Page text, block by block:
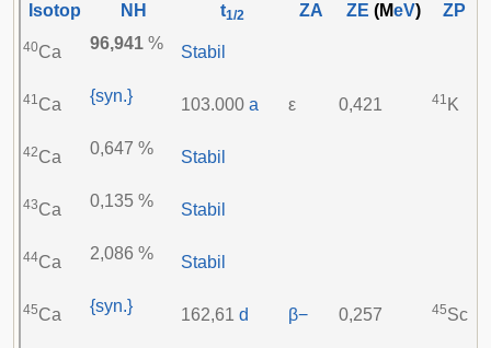
Isotop
NH t1/2 ZA ZE (MeV) ZP
40Ca 96,941 % Stabil
41Ca {syn.} 103.000 a ε 0,421 41 K
42Ca 0,647 % Stabil
43Ca 0,135 % Stabil
44Ca 2,086 % Stabil
45Ca {syn.} 162,61 d β− 0,257 45Sc